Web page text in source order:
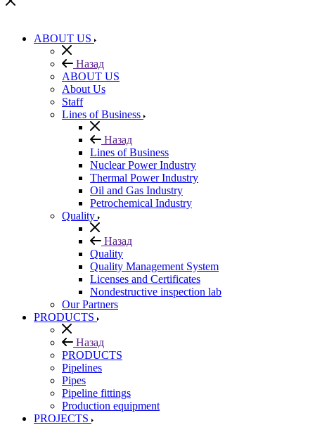
ABOUT US
Назад
ABOUT US
About Us
Staff
Lines of Business
Назад
Lines of Business
Nuclear Power Industry
Thermal Power Industry
Oil and Gas Industry
Petrochemical Industry
Quality
Назад
Quality
Quality Management System
Licenses and Certificates
Nondestructive inspection lab
Our Partners
PRODUCTS
Назад
PRODUCTS
Pipelines
Pipes
Pipeline fittings
Production equipment
PROJECTS